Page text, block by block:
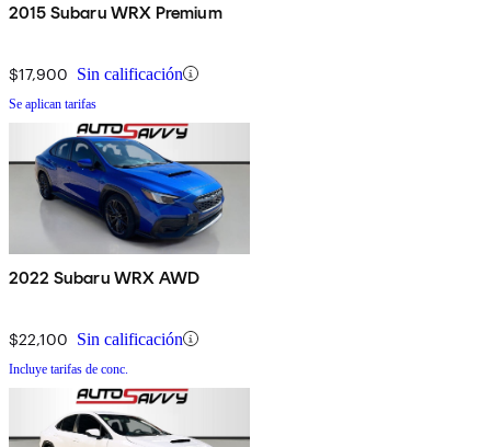
2015 Subaru WRX Premium
$17,900 Sin calificación
Se aplican tarifas
2022 Subaru WRX AWD
$22,100 Sin calificación
Incluye tarifas de conc.